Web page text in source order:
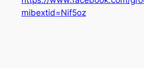
mibextid=Nif5oz